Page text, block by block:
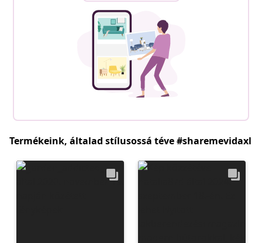
Termékeink, általad stílusossá téve #sharemevidaxl